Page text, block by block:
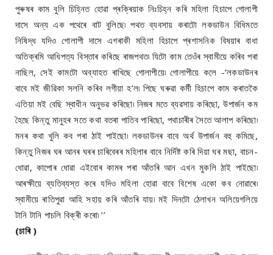
পুৰুষৰ কাম বুলি চিহ্নিত হোৱা প্ৰক্ৰিয়াক নিঃচিহ্ন কৰি মহিলা হিচাপে গোলাপী
দাসে অন্য এক পথেৰে বাট বুলিছে৷ পথত ব্যবসায় কৰাটো লকডাউন বিধিমতে
নিষিদ্ধ যদিও গোলাপী দাসে এগৰাকী মহিলা হিচাপে প্ৰশাসনিক বিষয়াৰ বাধা
অতিক্ৰমি আধিপত্য বিস্তাৰ কৰিছে ৰাজপথত৷ যিটো কাম তেওঁৰ স্বামীয়ে কৰিব পৰা
নাছিল, সেই কামটো অব্যাহত ৰাখিছে গোলাপীয়ে৷ গোলাপীয়ে কলে -‘লকডাউনৰ
বাবে মই জীৱিকা সলনি কৰিব লগীয়া হ’ল৷ পিছে ঘৰুৱা কৰ্মী হিচাপে কাম কৰাতকৈ
এতিয়া মই বেছি স্বাধীন অনুভৱ কৰিছো৷ নিজৰ মতে ব্যৱসায় কৰিছো, উপাৰ্জন কম
হৈছে কিন্তু মানুহৰ সতে কথা বতৰা পাতিব পাৰিছো, পথাচাৰীৰ সৈতে আলাপ কৰিছো৷
মনৰ কথা খুলি কব পৰা ঠাই পাইছো৷ লকডাউনৰ বাবে অৰ্থ উপাৰ্জন বহু কমিছে,
কিন্তু নিজৰ ঘৰ আনৰ ঘৰৰ চাৰিবেৰৰ মহিলাৰ বাবে নিৰ্দিষ্ট কৰি দিয়া ঘৰ মছা, বাচন-
ধোৱা, কাপোৰ ধোৱা এইবোৰ কামৰ পৰা আঁতৰি আন এখন মুকলি ঠাই পাইছো৷
আৰক্ষীয়ে ব্যতিব্যস্ত কৰে যদিও মহিলা হোৱা বাবে বিশেষ একো কব নোৱাৰে৷
স্বামীয়ে ৰাতিপুৱা আহি সহায় কৰি আঁতৰি যায়৷ মই দিনটো ঠেলাখন অলিয়েগলিয়ে
টানি টানি পাচলি বিক্ৰী কৰো৷ ’’
(চাৰি )